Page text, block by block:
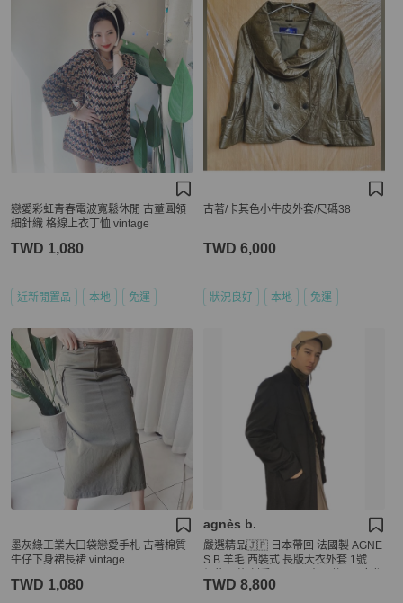
戀愛彩虹青春電波寬鬆休閒 古蕫圓領
細針織 格線上衣丁恤 vintage
TWD 1,080
近新閒置品 本地 免運
古著/卡其色小牛皮外套/尺碼38
TWD 6,000
狀況良好 本地 免運
墨灰綠工業大口袋戀愛手札 古著棉質
牛仔下身裙長裙 vintage
TWD 1,080
agnès b.
嚴選精品🇯🇵 日本帶回 法國製 AGNE
S B 羊毛 西裝式 長版大衣外套 1號 原
可以穿 肩寬約46cm 衣長含領110cm
TWD 8,800